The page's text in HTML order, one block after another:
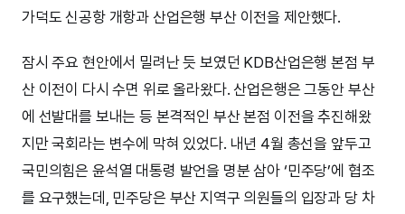
가덕도 신공항 개항과 산업은행 부산 이전을 제안했다.
잠시 주요 현안에서 밀려난 듯 보였던 KDB산업은행 본점 부
산 이전이 다시 수면 위로 올라왔다. 산업은행은 그동안 부산
에 선발대를 보내는 등 본격적인 부산 본점 이전을 추진해왔
지만 국회라는 변수에 막혀 있었다. 내년 4월 총선을 앞두고
국민의힘은 윤석열 대통령 발언을 명분 삼아 ‘민주당’에 협조
를 요구했는데, 민주당은 부산 지역구 의원들의 입장과 당 차